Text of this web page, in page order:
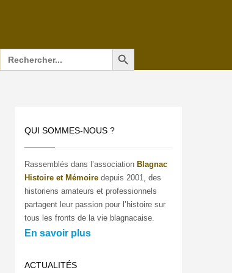
Search
for:
Search Button
QUI SOMMES-NOUS ?
Rassemblés dans l’association Blagnac
Histoire et Mémoire depuis 2001, des
historiens amateurs et professionnels
partagent leur passion pour l’histoire sur
tous les fronts de la vie blagnacaise.
En savoir plus
ACTUALITÉS